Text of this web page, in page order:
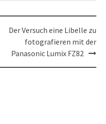
Der Versuch eine Libelle zu
fotografieren mit der
Panasonic Lumix FZ82